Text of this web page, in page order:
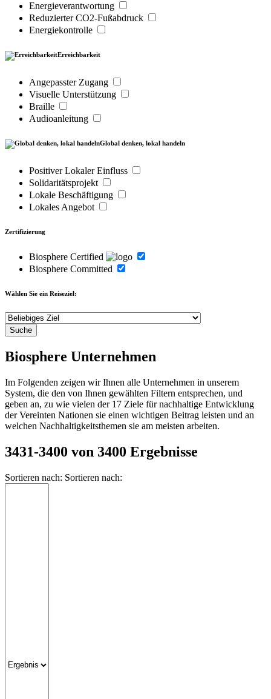
Energieverantwortung
Reduzierter CO2-Fußabdruck
Energiekontrolle
Erreichbarkeit
Angepasster Zugang
Visuelle Unterstützung
Braille
Audioanleitung
Global denken, lokal handeln
Positiver Lokaler Einfluss
Solidaritätsprojekt
Lokale Beschäftigung
Lokales Angebot
Zertifizierung
Biosphere Certified
Biosphere Committed
Wählen Sie ein Reiseziel:
Biosphere Unternehmen
Im Folgenden zeigen wir Ihnen alle Unternehmen in unserem
System, die den von Ihnen gewählten Filtern entsprechen, und
geben an, zu wie vielen der 17 Ziele für nachhaltige Entwicklung
der Vereinten Nationen sie einen wichtigen Beitrag leisten und an
welchen Nachhaltigkeitsthemen sie am meisten arbeiten.
3431-3400 von 3400 Ergebnisse
Sortieren nach: Sortieren nach: